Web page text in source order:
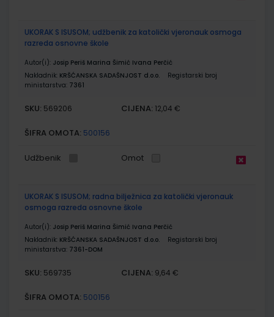
UKORAK S ISUSOM; udžbenik za katolički vjeronauk osmoga
razreda osnovne škole
Autor(i): Josip Periš Marina Šimić Ivana Perčić
Nakladnik: KRŠĆANSKA SADAŠNJOST d.o.o.
Registarski broj
ministarstva: 7361
SKU: 569206 CIJENA: 12,04 €
ŠIFRA OMOTA: 500156
Udžbenik Omot
UKORAK S ISUSOM; radna bilježnica za katolički vjeronauk
osmoga razreda osnovne škole
Autor(i): Josip Periš Marina Šimić Ivana Perčić
Nakladnik: KRŠĆANSKA SADAŠNJOST d.o.o.
Registarski broj
ministarstva: 7361-DOM
SKU: 569735 CIJENA: 9,64 €
ŠIFRA OMOTA: 500156